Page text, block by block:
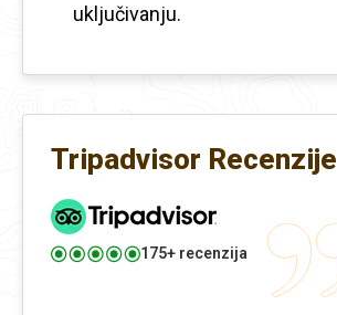
uključivanju.
Tripadvisor Recenzije
175+ recenzija